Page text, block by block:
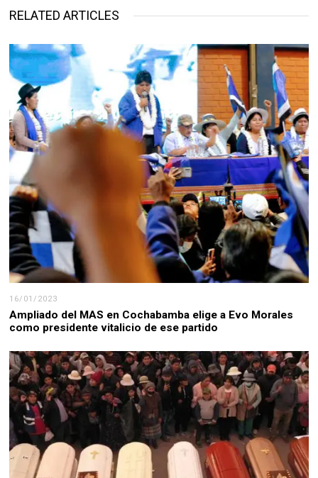
RELATED ARTICLES
16/01/2023
Ampliado del MAS en Cochabamba elige a Evo Morales
como presidente vitalicio de ese partido